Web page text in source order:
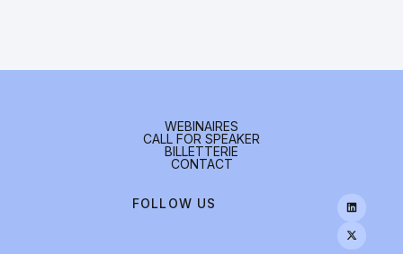
WEBINAIRES
CALL FOR SPEAKER
BILLETTERIE
CONTACT
FOLLOW US